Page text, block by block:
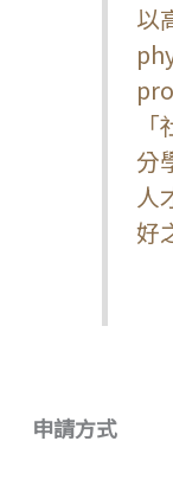
以
分
人
好
申請方式